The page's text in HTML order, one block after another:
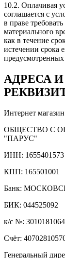
10.2. Оплачивая
соглашается с
в праве
материального
как в течение
истечении срока
предусмотренных
АДРЕСА
Интернет
ОБЩЕСТВО С
"ПАРУС"
ИНН: 1655401573
КПП: 165501001
Банк:
БИК: 044525092
к/с №:
Счёт:
Генеральный